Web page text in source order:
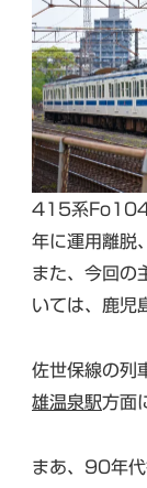
415系Fo104
年に運用離脱
また、今回
いては、鹿児
佐世保線の列
雄温泉駅方面
まあ、90年代